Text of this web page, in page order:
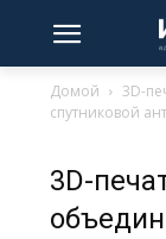
Домой
3D-
спутниковой
3D-